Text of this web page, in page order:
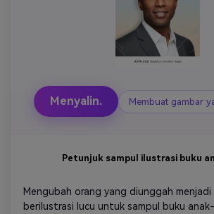
Menyalin. Membuat gambar
Petunjuk sampul ilustrasi buku
Mengubah orang yang diunggah
berilustrasi lucu untuk sampul buku